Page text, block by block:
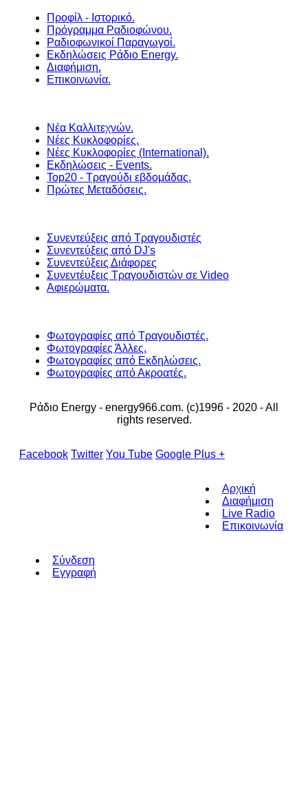
Προφίλ - Ιστορικό.
Πρόγραμμα Ραδιοφώνου.
Ραδιοφωνικοί Παραγωγοί.
Εκδηλώσεις Ράδιο Energy.
Διαφήμιση.
Επικοινωνία.
Νέα Καλλιτεχνών.
Νέες Κυκλοφορίες.
Νέες Κυκλοφορίες (International).
Εκδηλώσεις - Events.
Top20 - Τραγούδι εβδομάδας.
Πρώτες Μεταδόσεις.
Συνεντεύξεις από Τραγουδιστές
Συνεντεύξεις από DJ's
Συνεντεύξεις Διάφορες
Συνεντέυξεις Τραγουδιστών σε Video
Αφιερώματα.
Φωτογραφίες από Τραγουδιστές.
Φωτογραφίες Άλλες.
Φωτογραφίες από Εκδηλώσεις.
Φωτογραφίες από Ακροατές.
Ράδιο Energy - energy966.com. (c)1996 - 2020 - All
rights reserved.
Facebook Twitter You Tube Google Plus +
Αρχική
Διαφήμιση
Live Radio
Επικοινωνία
Σύνδεση
Εγγραφή